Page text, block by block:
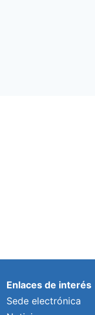
Enlaces de interés
Sede electrónica